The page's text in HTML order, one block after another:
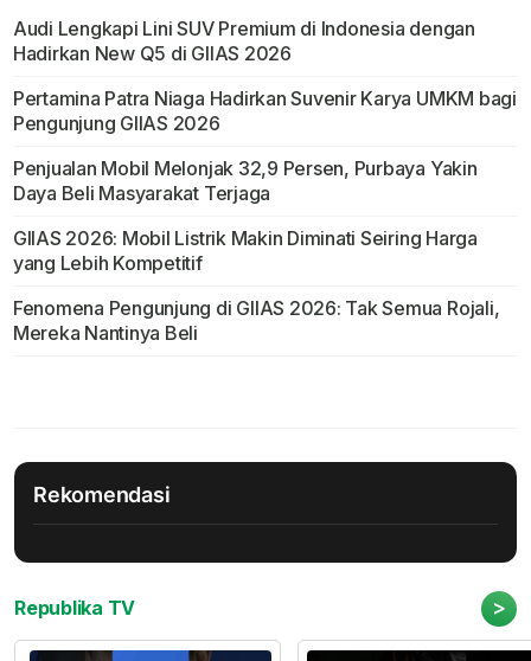
Audi Lengkapi Lini SUV Premium di Indonesia dengan
Hadirkan New Q5 di GIIAS 2026
Pertamina Patra Niaga Hadirkan Suvenir Karya UMKM bagi
Pengunjung GIIAS 2026
Penjualan Mobil Melonjak 32,9 Persen, Purbaya Yakin
Daya Beli Masyarakat Terjaga
GIIAS 2026: Mobil Listrik Makin Diminati Seiring Harga
yang Lebih Kompetitif
Fenomena Pengunjung di GIIAS 2026: Tak Semua Rojali,
Mereka Nantinya Beli
Rekomendasi
Republika TV >